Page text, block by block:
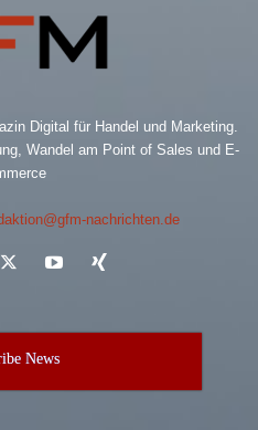
Digital für Handel und Marketing.
Wandel am Point of Sales und E-
nachrichten.de
News